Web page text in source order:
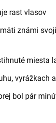
rast vlasov
známi
miesta
vyrážkach
bol pár